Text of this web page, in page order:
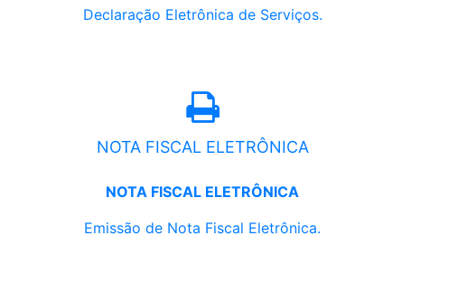
Declaração Eletrônica de Serviços.
NOTA FISCAL ELETRÔNICA
NOTA FISCAL ELETRÔNICA
Emissão de Nota Fiscal Eletrônica.